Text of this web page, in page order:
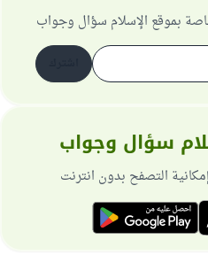
بموقع الإسلام سؤال وجواب
سؤال وجواب
التصفح بدون انترنت